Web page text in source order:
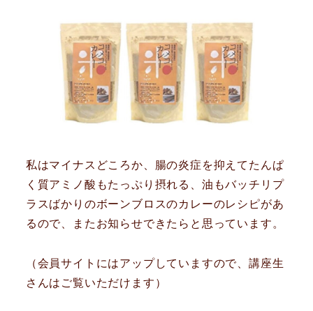
私はマイナスどころか、腸の炎症を抑えてたんぱ
く質アミノ酸もたっぷり摂れる、油もバッチリプ
ラスばかりのボーンブロスのカレーのレシピがあ
るので、またお知らせできたらと思っています。
（会員サイトにはアップしていますので、講座生
さんはご覧いただけます）